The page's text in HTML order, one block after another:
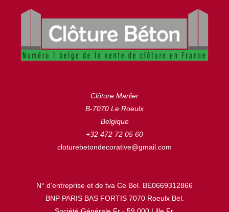
Clôture Marlier
B-7070 Le Roeulx
Belgique
+32 472 72 05 60
cloturebetondecorative@gmail.com
N° d’entreprise et de tva Ce Bel. BE0669312866
BNP PARIS BAS FORTIS 7070 Roeulx Bel.